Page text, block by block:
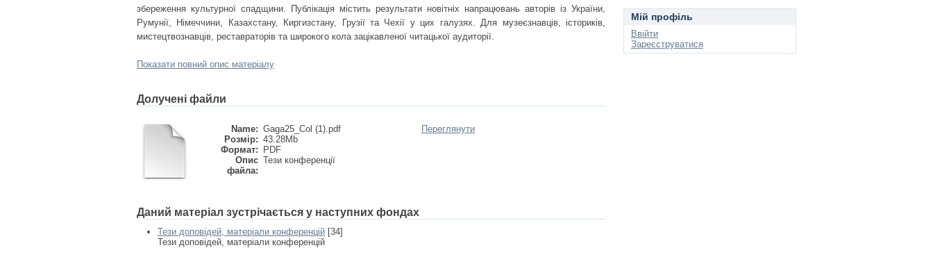
збереження культурної спадщини. Публікація містить результати новітніх напрацювань авторів із України,
Румунії, Німеччини, Казахстану, Киргизстану, Грузії та Чехії у цих галузях. Для музеєзнавців, істориків,
мистецтвознавців, реставраторів та широкого кола зацікавленої читацької аудиторії.
Показати повний опис матеріалу
Долучені файли
Name: Gaga25_Col (1).pdf
Розмір: 43.28Mb
Формат:
PDF
Опис
файла:
Тези конференції
Переглянути
Даний матеріал зустрічається у наступних фондах
Тези доповідей, матеріали конференцій [34]
Тези доповідей, матеріали конференцій
Мій профіль
Ввійти
Зареєструватися